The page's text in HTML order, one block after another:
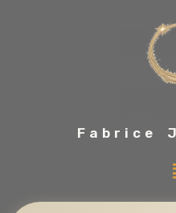
Fabrice